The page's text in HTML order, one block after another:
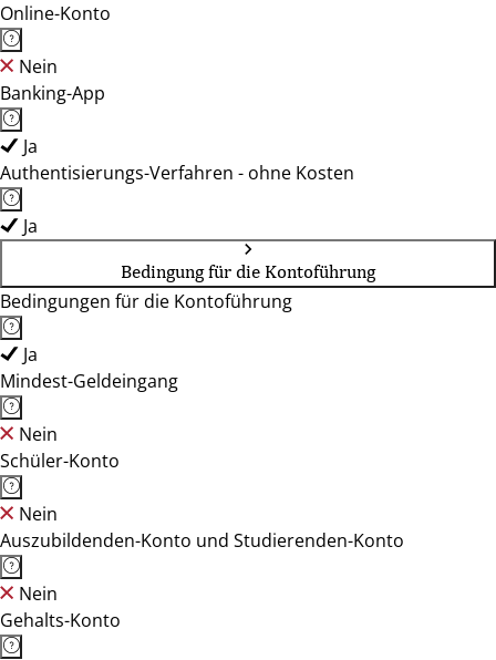
Online-Konto
Nein
Banking-App
Ja
Authentisierungs-Verfahren - ohne Kosten
Ja
Bedingung für die Kontoführung
Bedingungen für die Kontoführung
Ja
Mindest-Geldeingang
Nein
Schüler-Konto
Nein
Auszubildenden-Konto und Studierenden-Konto
Nein
Gehalts-Konto